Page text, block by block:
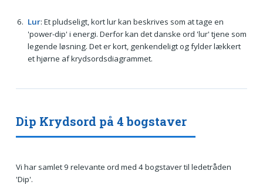
Lur: Et pludseligt, kort lur kan beskrives som at tage en
'power-dip' i energi. Derfor kan det danske ord 'lur' tjene som
legende løsning. Det er kort, genkendeligt og fylder lækkert
et hjørne af krydsordsdiagrammet.
Dip Krydsord på 4 bogstaver
Vi har samlet 9 relevante ord med 4 bogstaver til ledetråden
'Dip'.